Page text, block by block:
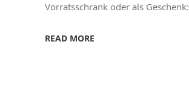
Vorratsschrank oder als Geschenk:
READ MORE